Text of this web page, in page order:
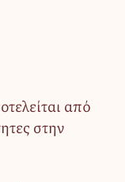
από
στην